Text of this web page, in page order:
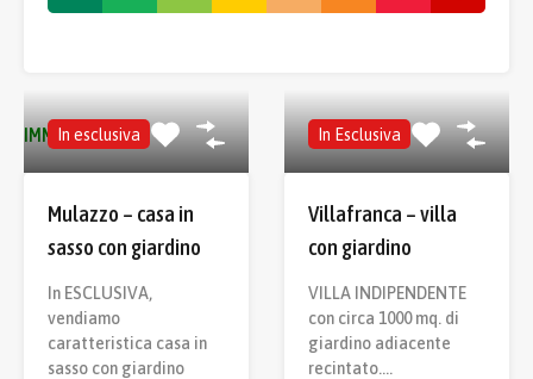
IMMOBILI SIMILI
In esclusiva
Mulazzo – casa in
sasso con giardino
In ESCLUSIVA,
vendiamo
caratteristica casa in
sasso con giardino
In Esclusiva
Villafranca – villa
con giardino
VILLA INDIPENDENTE
con circa 1000 mq. di
giardino adiacente
recintato.…